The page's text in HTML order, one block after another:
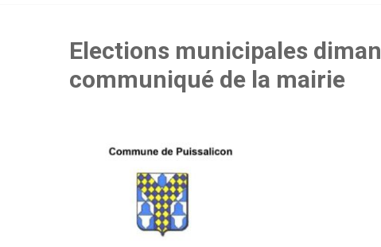
Elections municipales
communiqué de la mairie